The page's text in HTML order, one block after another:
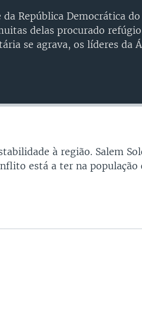
Auto
da República Democrática
delas procurado
se agrava, os líderes da
à região. Salem
está a ter na população